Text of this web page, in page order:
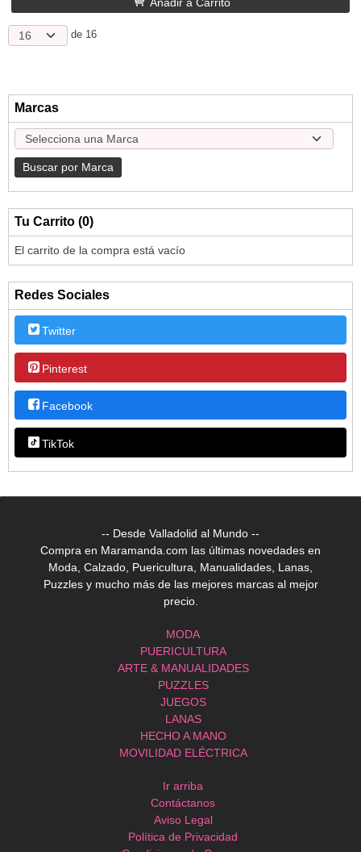
Marcas
Tu Carrito (0)
El carrito de la compra está vacío
Redes Sociales
Twitter
Pinterest
Facebook
TikTok
de 16
-- Desde Valladolid al Mundo --
Compra en Maramanda.com las últimas novedades en
Moda, Calzado, Puericultura, Manualidades, Lanas,
Puzzles y mucho más de las mejores marcas al mejor
precio.
MODA
PUERICULTURA
ARTE & MANUALIDADES
PUZZLES
JUEGOS
LANAS
HECHO A MANO
MOVILIDAD ELÉCTRICA
Ir arriba
Contáctanos
Aviso Legal
Política de Privacidad